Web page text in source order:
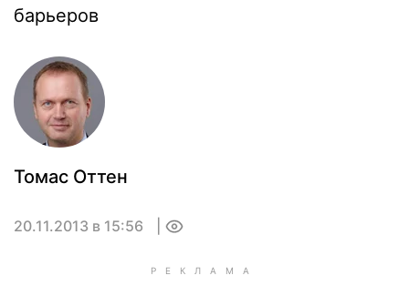
барьеров
Томас Оттен
20.11.2013 в 15:56